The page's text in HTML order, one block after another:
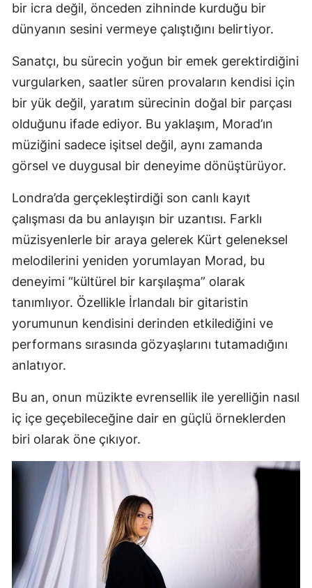
bir icra değil, önceden zihninde kurduğu bir
dünyanın sesini vermeye çalıştığını belirtiyor.
Sanatçı, bu sürecin yoğun bir emek gerektirdiğini
vurgularken, saatler süren provaların kendisi için
bir yük değil, yaratım sürecinin doğal bir parçası
olduğunu ifade ediyor. Bu yaklaşım, Morad’ın
müziğini sadece işitsel değil, aynı zamanda
görsel ve duygusal bir deneyime dönüştürüyor.
Londra’da gerçekleştirdiği son canlı kayıt
çalışması da bu anlayışın bir uzantısı. Farklı
müzisyenlerle bir araya gelerek Kürt geleneksel
melodilerini yeniden yorumlayan Morad, bu
deneyimi “kültürel bir karşılaşma” olarak
tanımlıyor. Özellikle İrlandalı bir gitaristin
yorumunun kendisini derinden etkilediğini ve
performans sırasında gözyaşlarını tutamadığını
anlatıyor.
Bu an, onun müzikte evrensellik ile yerelliğin nasıl
iç içe geçebileceğine dair en güçlü örneklerden
biri olarak öne çıkıyor.